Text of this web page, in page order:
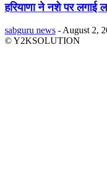
हरियाणा ने नशे पर लगाई
sabguru news - August 2,
© Y2KSOLUTION